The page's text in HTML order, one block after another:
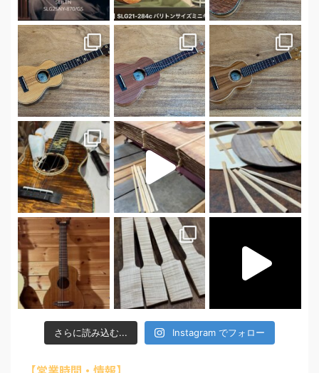
さらに読み込む... Instagram でフォロー